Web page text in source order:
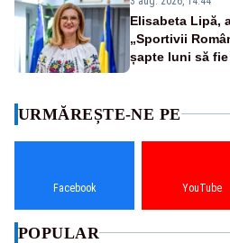
Elisabeta Lipă,
„Sportivii
șapte luni să fie
URMĂREȘTE-NE PE
Facebook YouTube
POPULAR